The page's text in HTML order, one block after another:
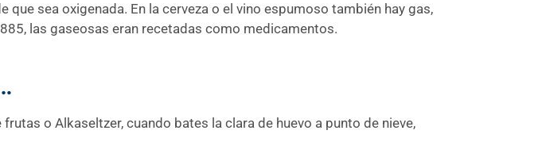
sea oxigenada. En la cerveza o el vino espumoso también hay gas,
las gaseosas eran recetadas como medicamentos.
o Alkaseltzer, cuando bates la clara de huevo a punto de nieve,